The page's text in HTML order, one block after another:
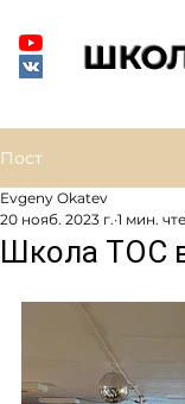
Пост
Школа ТОС
Evgeny Okatev
20 нояб. 2023 г. 1 мин.